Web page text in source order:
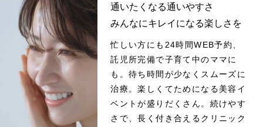
通いたくなる通いやすさ
みんなにキレイになる楽しさを
忙しい方にも24時間WEB予約、
託児所完備で子育て中のママに
も。待ち時間が少なくスムーズに
治療。楽しくてためになる美容イ
ベントが盛りだくさん。続けやす
さで、長く付き合えるクリニック